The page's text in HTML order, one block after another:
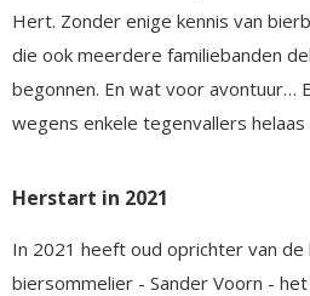
Hert. Zonder enige kennis van
die ook meerdere familiebanden
begonnen. En wat voor avontuur…
wegens enkele tegenvallers
Herstart in 2021
In 2021 heeft oud oprichter van
biersommelier - Sander Voorn -